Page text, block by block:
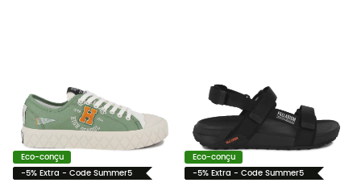
Eco-conçu
-5% Extra - Code Summer5
Eco-conçu
-5% Extra - Code Summer5